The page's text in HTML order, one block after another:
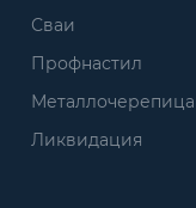
Сваи
Профнастил
Металлочерепица
Ликвидация